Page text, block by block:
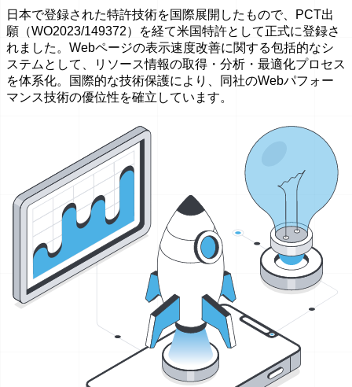
日本で登録された特許技術を国際展開したもので、PCT出
願（WO2023/149372）を経て米国特許として正式に登録さ
れました。Webページの表示速度改善に関する包括的なシ
ステムとして、リソース情報の取得・分析・最適化プロセス
を体系化。国際的な技術保護により、同社のWebパフォー
マンス技術の優位性を確立しています。